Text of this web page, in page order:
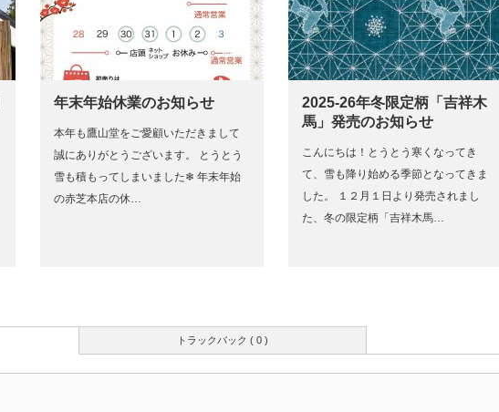
年末年始休業のお知らせ
本年も鷹山堂をご愛顧いただきまして
誠にありがとうございます。 とうとう
雪も積もってしまいました❄︎ 年末年始
の赤芝本店の休…
2025-26年冬限定柄「吉祥木
馬」発売のお知らせ
こんにちは！とうとう寒くなってき
て、雪も降り始める季節となってきま
した。 １２月１日より発売されまし
た、冬の限定柄「吉祥木馬…
トラックバック ( 0 )